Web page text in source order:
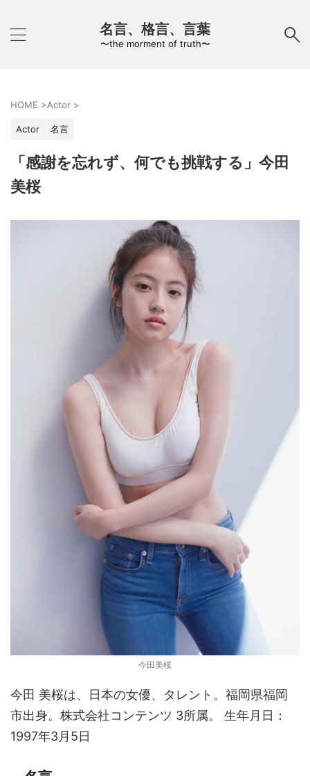
名言、格言、言葉
〜the morment of truth〜
HOME >Actor >
Actor 名言
「感謝を忘れず、何でも挑戦する」今田
美桜
今田美桜
今田 美桜は、日本の女優、タレント。福岡県福岡
市出身。株式会社コンテンツ 3所属。 生年月日：
1997年3月5日